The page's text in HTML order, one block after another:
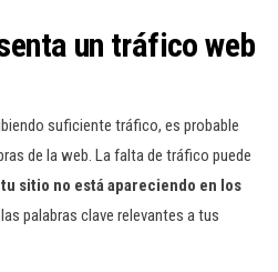
un tráfico web
suficiente tráfico, es probable
de la web. La falta de tráfico puede
tu sitio no está apareciendo en los
palabras clave relevantes a tus